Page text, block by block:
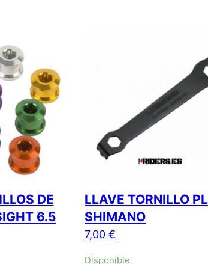
DE
6.5
LLAVE TORNILLO
SHIMANO
7,00 €
Disponible